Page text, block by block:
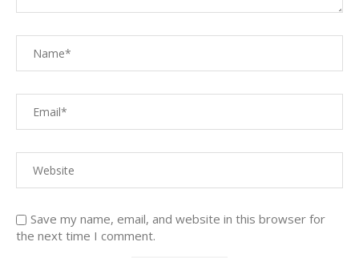
Save my name, email, and website in this browser for
the next time I comment.